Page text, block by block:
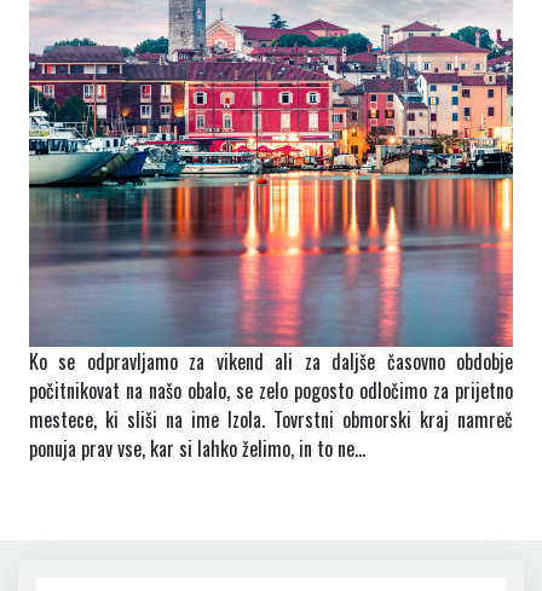
Ko se odpravljamo za vikend ali za daljše časovno obdobje
počitnikovat na našo obalo, se zelo pogosto odločimo za prijetno
mestece, ki sliši na ime Izola. Tovrstni obmorski kraj namreč
ponuja prav vse, kar si lahko želimo, in to ne…